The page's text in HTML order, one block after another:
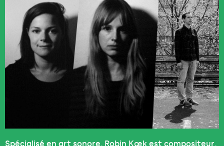
Spécialisé en art sonore, Robin Kœk est compositeur,